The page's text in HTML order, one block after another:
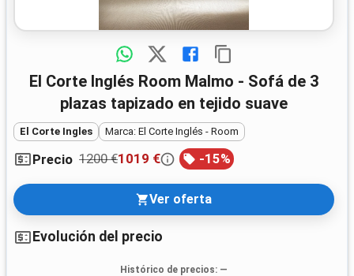
El Corte Inglés Room Malmo - Sofá de 3
plazas tapizado en tejido suave
El Corte Ingles Marca: El Corte Inglés - Room
Precio 1200 €1019 € -15%
Ver oferta
Evolución del precio
Histórico de precios: —